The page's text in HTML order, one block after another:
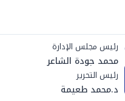
رئيس مجلس الإدارة
محمد جودة الشاعر
رئيس التحرير
د.محمد طعيمة